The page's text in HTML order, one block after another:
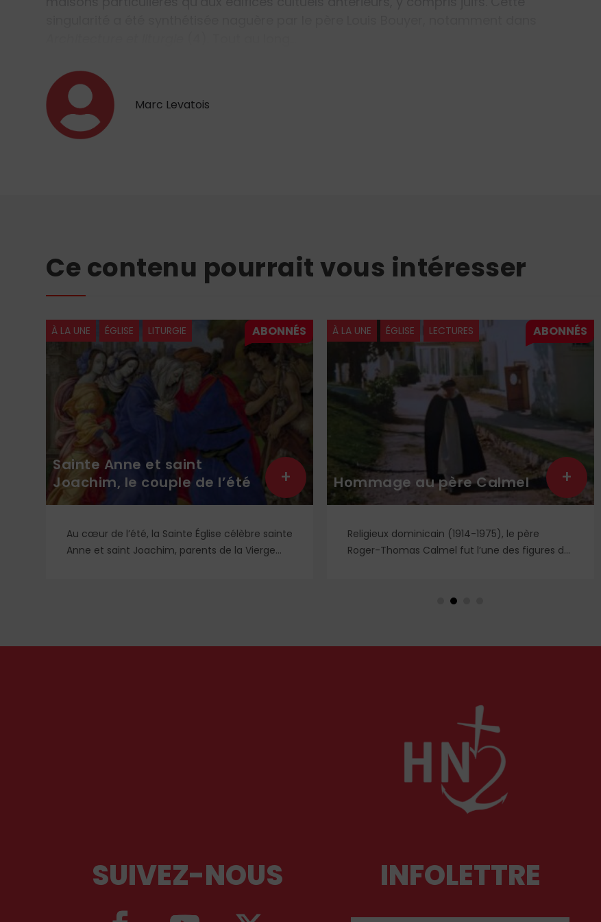
Marc Levatois
Ce contenu pourrait vous intéresser
À LA UNE ÉGLISE LITURGIE
Sainte Anne et saint
Joachim, le couple de l’été
Au cœur de l’été, la Sainte Église célèbre sainte
Anne et saint Joachim, parents de la Vierge
+
À LA UNE ÉGLISE LECTURES
Hommage au père Calmel
Religieux dominicain (1914-1975), le père
Roger-Thomas Calmel fut l’une des figures du
traditionnelle, ainsi qu’aux antiques
des plus importants du XXᵉ siècle. Deux
+
SUIVEZ-NOUS INFOLETTRE